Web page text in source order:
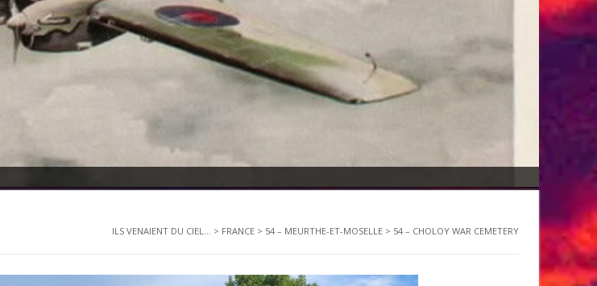
ILS VENAIENT DU CIEL... > FRANCE > 54 – MEURTHE-ET-MOSELLE > 54 – CHOLOY WAR CEMETERY